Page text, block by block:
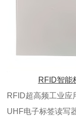
RFID智能
RFID超高频工业应
UHF电子标签读写